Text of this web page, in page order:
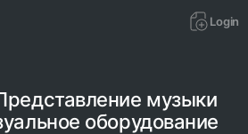
Login
музыки
оборудование